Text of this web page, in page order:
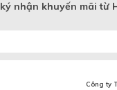
nhận khuyến mãi từ
Công ty